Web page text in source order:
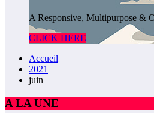
A Responsive, Multipurpose &
CLICK HERE
Accueil
2021
juin
A LA UNE